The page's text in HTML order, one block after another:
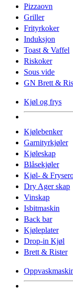
Pizzaovn
Griller
Frityrkoker
Induksjon
Toast & Vaffel
Riskoker
Sous vide
GN Brett &
Kjøl og frys
Kjølebenker
Garnityrkjøler
Kjøleskap
Blåsekjøler
Kjøl- &
Dry Ager skap
Vinskap
Isbitmaskin
Back bar
Kjøleplater
Drop-in Kjøl
Brett & Rister